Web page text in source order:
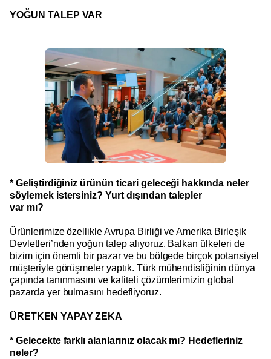
YOĞUN TALEP VAR
* Geliştirdiğiniz ürünün ticari geleceği hakkında neler
söylemek istersiniz? Yurt dışından talepler
var mı?
Ürünlerimize özellikle Avrupa Birliği ve Amerika Birleşik
Devletleri’nden yoğun talep alıyoruz. Balkan ülkeleri de
bizim için önemli bir pazar ve bu bölgede birçok potansiyel
müşteriyle görüşmeler yaptık. Türk mühendisliğinin dünya
çapında tanınmasını ve kaliteli çözümlerimizin global
pazarda yer bulmasını hedefliyoruz.
ÜRETKEN YAPAY ZEKA
* Gelecekte farklı alanlarınız olacak mı? Hedefleriniz
neler?